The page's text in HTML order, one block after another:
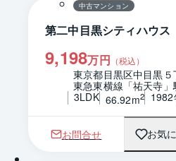
中古マンション
第二中目黒シティハウス
9,198万円 （税込）
東京都目黒区中目黒５
東急東横線「祐天寺
3LDK 66.92m2
お問合せ お気1 /